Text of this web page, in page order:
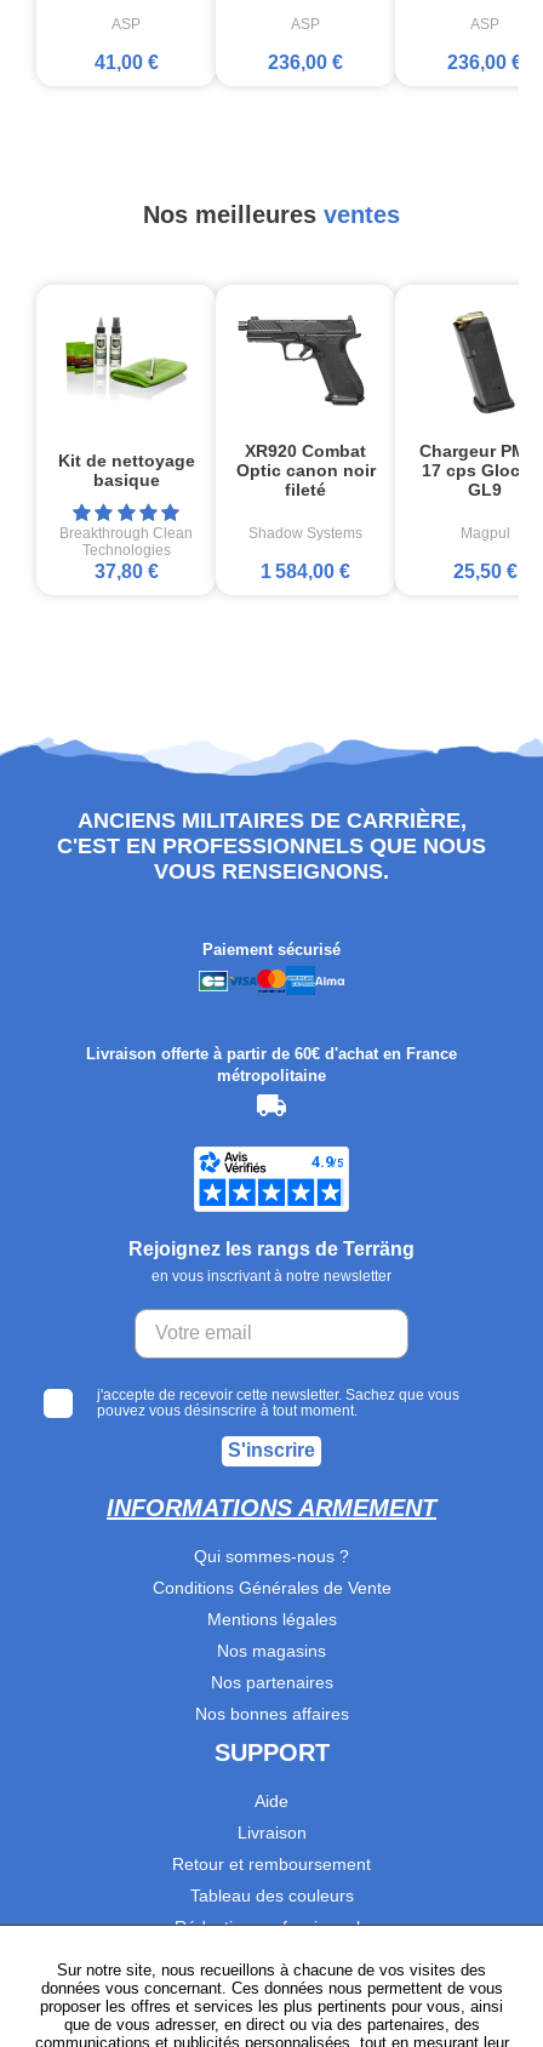
ASP
41,00 €
ASP
236,00 €
ASP
236,00 €
Nos meilleures ventes
Kit de nettoyage
basique
Breakthrough Clean
Technologies
37,80 €
XR920 Combat
Optic canon noir
fileté
Shadow Systems
1 584,00 €
Chargeur
17 cps
GL9
Magpul
25,50 €
ANCIENS MILITAIRES DE CARRIÈRE,
C'EST EN PROFESSIONNELS QUE NOUS
VOUS RENSEIGNONS.
Paiement sécurisé
Livraison offerte à partir de 60€ d'achat en France
métropolitaine
Rejoignez les rangs de Terräng
en vous inscrivant à notre newsletter
j'accepte de recevoir cette newsletter. Sachez que vous
pouvez vous désinscrire à tout moment.
S'inscrire
INFORMATIONS ARMEMENT
Qui sommes-nous ?
Conditions Générales de Vente
Mentions légales
Nos magasins
Nos partenaires
Nos bonnes affaires
SUPPORT
Aide
Livraison
Retour et remboursement
Tableau des couleurs
Réduction professionnels
Satisfaction Clients
Sur notre site, nous recueillons à chacune de vos visites des
données vous concernant. Ces données nous permettent de vous
proposer les offres et services les plus pertinents pour vous, ainsi
que de vous adresser, en direct ou via des partenaires, des
communications et publicités personnalisées, tout en mesurant leur